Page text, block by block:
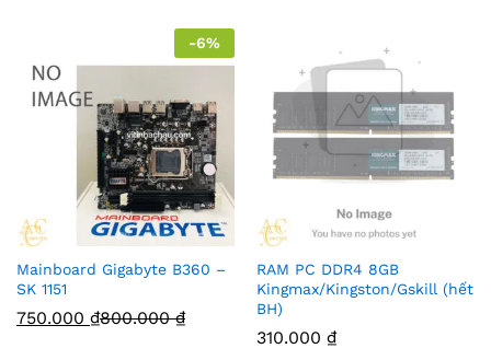
-6%
Mainboard Gigabyte B360 –
SK 1151
750.000 ₫800.000₫
RAM PC DDR4 8GB
Kingmax/Kingston/Gskill (hết
BH)
310.000 ₫